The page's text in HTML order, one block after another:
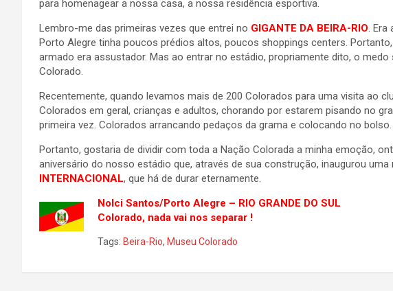
para homenagear a nossa casa, a nossa residência esportiva.
Lembro-me das primeiras vezes que entrei no GIGANTE DA BEIRA-RIO. Era
Porto Alegre tinha poucos prédios altos, poucos shoppings centers.
armado era assustador. Mas ao entrar no estádio, propriamente dito, o
Colorado.
Recentemente, quando levamos mais de 200 Colorados para uma visita ao
Colorados em geral, crianças e adultos, chorando por estarem pisando no
primeira vez. Colorados arrancando pedaços da grama e colocando no
Portanto, gostaria de dividir com toda a Nação Colorada a minha emoção,
aniversário do nosso estádio que, através de sua construção, inaugurou
INTERNACIONAL, que há de durar eternamente.
Nolci Santos/Porto Alegre – RIO GRANDE DO SUL
Colorado, nada vai nos separar !
Tags: Beira-Rio, Museu Colorado